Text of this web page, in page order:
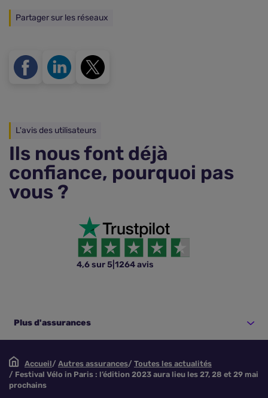
Partager sur les réseaux
L'avis des utilisateurs
Ils nous font déjà
confiance, pourquoi pas
vous ?
4,6 sur 5 1264 avis
Plus d'assurances
Accueil Autres assurances
Toutes les actualités
Festival Vélo in Paris : l’édition 2023 aura lieu les 27, 28 et 29 mai
prochains